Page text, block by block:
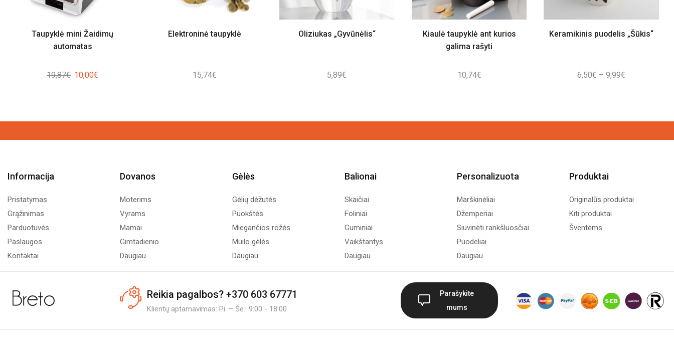
Taupyklė mini Žaidimų
automatas
19,87€ Original
10,00€
Elektroninė taupyklė
15,74€
Oliziukas „Gyvūnėlis“
5,89€
Kiaulė taupyklė ant kurios
galima rašyti
10,74€
Keramikinis puodelis „Šūkis“
6,50€ – 9,99€
9,99€
Informacija
Pristatymas
Grąžinimas
Parduotuvės
Paslaugos
Kontaktai
Dovanos
Moterims
Vyrams
Mamai
Gimtadienio
Daugiau...
Gėlės
Gėlių dėžutės
Puokštės
Miegančios rožės
Muilo gėlės
Daugiau...
Balionai
Skaičiai
Foliniai
Guminiai
Vaikštantys
Daugiau...
Personalizuota
Marškinėliai
Džemperiai
Siuvinėti rankšluosčiai
Puodeliai
Daugiau...
Produktai
Originalūs produktai
Kiti produktai
Šventėms
Reikia pagalbos? +370 603 67771
Klientų aptarnavimas: Pi. – Še.: 9:00 - 18:00
Parašykite
mums